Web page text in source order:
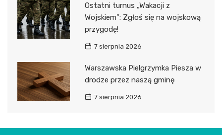
Ostatni turnus „Wakacji z
Wojskiem”: Zgłoś się na wojskową
przygodę!
7 sierpnia 2026
Warszawska Pielgrzymka Piesza w
drodze przez naszą gminę
7 sierpnia 2026